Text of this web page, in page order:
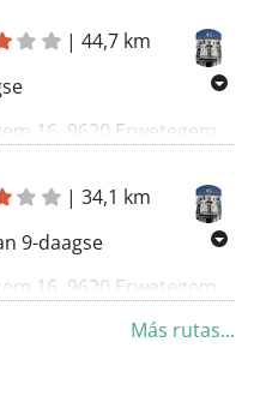
16, 9620
|44,7 km
16, 9620 Erwetegem,
16, 9620
|34,1 km
9-daagse
16, 9620 Erwetegem,
Más rutas...